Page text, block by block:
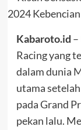
Kabaroto.id
Racing yang
dalam dunia
utama
pada Grand
pekan lalu.